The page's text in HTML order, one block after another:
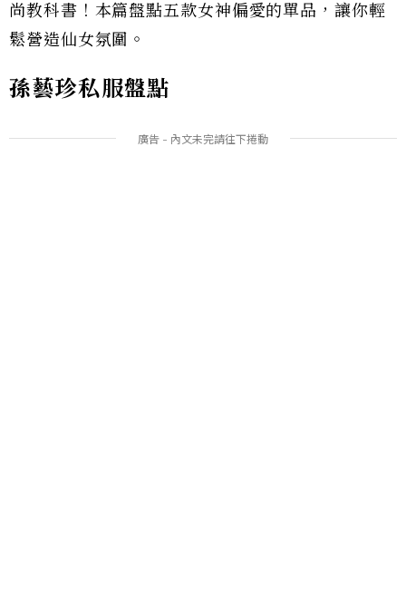
尚教科書！本篇盤點五款女神偏愛的單品，讓你輕
鬆營造仙女氛圍。
孫藝珍私服盤點